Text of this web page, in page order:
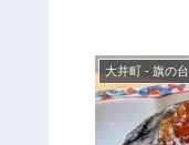
大井町 - 旗の台